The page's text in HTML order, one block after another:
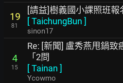
19
81
[請益]樹義國小課照班報
[TaichungBun ]
sinon17
4
15
Re: [新聞] 盧秀燕甩鍋
「2問
[Tainan ]
Ycowmo